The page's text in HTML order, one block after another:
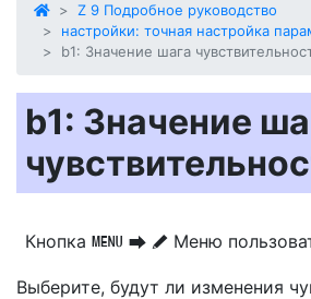
Z 9 Подробное руководство
настройки: точная настройка
b1: Значение шага
b1: Значение
Кнопка G U A Меню
Выберите, будут ли изменения